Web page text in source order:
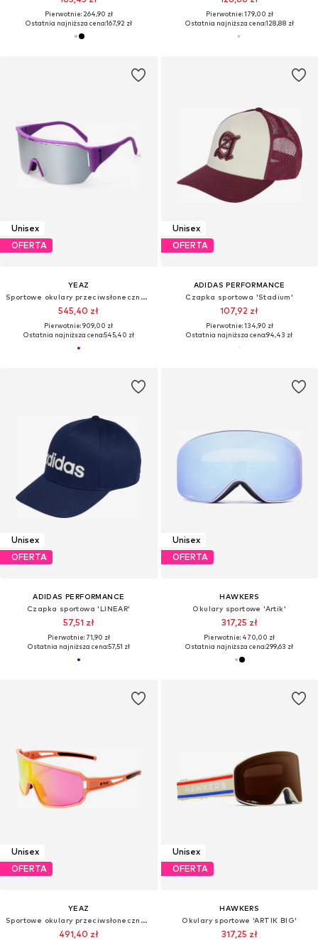
Pierwotnie: 264,90 zł
Ostatnia najniższa cena:167,92 zł
Pierwotnie: 179,00 zł
Ostatnia najniższa cena:128,88 zł
Unisex
OFERTA
YEAZ
Sportowe okulary przeciwsłoneczne 'Sunvibe'
545,40 zł
Pierwotnie: 909,00 zł
Ostatnia najniższa cena:545,40 zł
Unisex
OFERTA
ADIDAS PERFORMANCE
Czapka sportowa 'Stadium'
107,92 zł
Pierwotnie: 134,90 zł
Ostatnia najniższa cena:94,43 zł
Unisex
OFERTA
ADIDAS PERFORMANCE
Czapka sportowa 'LINEAR'
57,51 zł
Pierwotnie: 71,90 zł
Ostatnia najniższa cena:57,51 zł
Unisex
OFERTA
HAWKERS
Okulary sportowe 'Artik'
317,25 zł
Pierwotnie: 470,00 zł
Ostatnia najniższa cena:299,63 zł
Unisex
OFERTA
YEAZ
Sportowe okulary przeciwsłoneczne 'Sunwave'
491,40 zł
Unisex
OFERTA
HAWKERS
Okulary sportowe 'ARTIK BIG'
317,25 zł